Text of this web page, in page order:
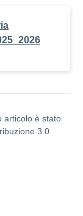
articolo è stato
3.0